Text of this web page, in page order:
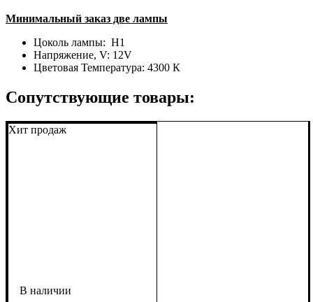
Минимальный заказ две лампы
Цоколь лампы: H1
Напряжение, V: 12V
Цветовая Температура: 4300 К
Сопутствующие товары:
Хит продаж